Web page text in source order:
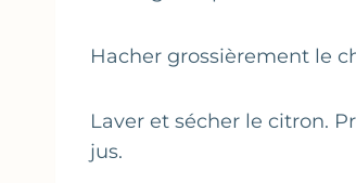
Hacher grossièrement le
Laver et sécher le citron.
jus.